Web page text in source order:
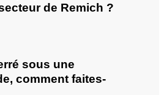
de Remich ?
sous une
comment faites-